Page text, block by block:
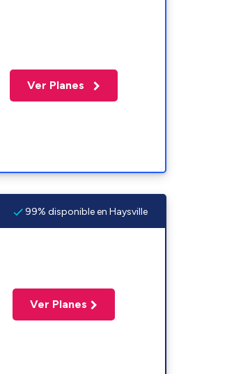
Ver Planes
99% disponible en Haysville
Ver Planes